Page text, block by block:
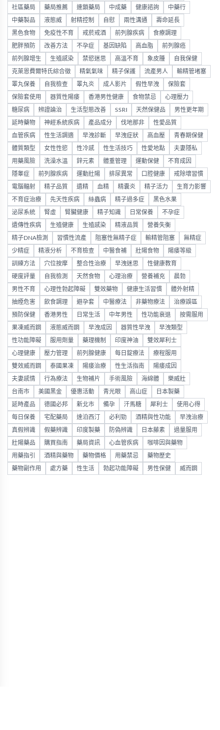
社區藥局 藥局推薦 連鎖藥局 中成藥 健康諮詢 中藥行
中藥製品 液態威 射精控制 自慰 兩性溝通 壽命延長
黑色食物 免疫性不育 戒菸戒酒 前列腺疾病 食療調理
肥胖預防 改善方法 不孕症 基因缺陷 高血脂 前列腺癌
前列腺增生 生殖感染 禁慾迷思 高溫不育 象皮腫 自我保健
克萊恩費爾特氏綜合徵 精氣氣味 精子保護 流產男人 輸精管堵塞
睪丸保養 自我檢查 睪丸炎 成人影片 假性早洩 保險套
保險套使用 器質性陽痿 香港男性健康 食物禁忌 心理壓力
糖尿病 辨證論治 生活型態改善 SSRI 天然保健品 男性更年期
延時藥物 神經系統疾病 產品成分 伐地那非 性愛品質
血管疾病 性生活調適 早洩診斷 早洩症狀 高血壓 青春期保健
體質類型 女性性慾 性冷感 性生活技巧 性愛地點 夫妻隱私
用藥風險 洗澡水溫 鋅元素 體重管理 運動保健 不育成因
隱睾症 前列腺疾病 運動壯陽 排尿異常 口腔健康 戒除壞習慣
電腦輻射 精子品質 遺精 血精 精囊炎 精子活力 生育力影響
不育症治療 先天性疾病 絲蟲病 精子過多症 黑色水果
泌尿系統 腎虛 腎臟健康 精子知識 日常保養 不孕症
遺傳性疾病 生殖健康 生殖感染 精液品質 營養失衡
精子DNA檢測 習慣性流產 阻塞性無精子症 輸精管阻塞 無精症
少精症 精液分析 不育檢查 中醫食補 壯陽食物 陽痿等級
訓練方法 穴位按摩 整合性治療 早洩迷思 性健康教育
硬度評量 自我檢測 天然食物 心理治療 營養補充 晨勃
男性不育 心理性勃起障礙 雙效藥物 健康生活習慣 體外射精
抽煙危害 飲食調理 避孕套 中醫療法 非藥物療法 治療誤區
預防保健 香港男性 日常生活 中年男性 性功能衰退 按需服用
果凍威而鋼 液態威而鋼 早洩成因 器質性早洩 早洩類型
性功能障礙 服用劑量 藥理機制 印度神油 雙效犀利士
心理健康 壓力管理 前列腺健康 每日錠療法 療程服用
雙效威而鋼 泰國果凍 陽痿治療 性生活指南 陽痿成因
夫妻感情 行為療法 生物補片 手術風險 海綿體 樂威壯
台南市 美國黑金 優惠活動 青光眼 高山症 日本製藥
延時產品 德國必邦 新北市 備孕 汗馬糖 犀利士 使用心得
每日保養 宅配藥局 達泊西汀 必利勁 酒精與性功能 早洩治療
真假辨識 假藥辨識 印度製藥 防偽辨識 日本藤素 過量服用
壯陽藥品 購買指南 藥局資訊 心血管疾病 咖啡因與藥物
用藥指引 酒精與藥物 藥物價格 用藥禁忌 藥物歷史
藥物副作用 處方藥 性生活 勃起功能障礙 男性保健 威而鋼